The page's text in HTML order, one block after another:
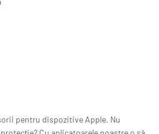
pentru dispozitive Apple. Nu